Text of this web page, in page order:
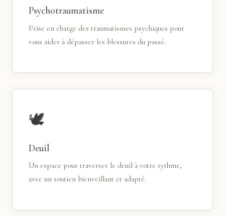
Psychotraumatisme
Prise en charge des traumatismes psychiques pour
vous aider à dépasser les blessures du passé.
🕊
Deuil
Un espace pour traverser le deuil à votre rythme,
avec un soutien bienveillant et adapté.